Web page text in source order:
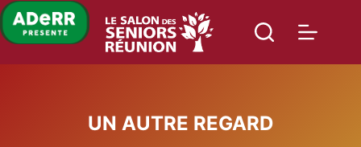
Passer
au
contenu
UN AUTRE REGARD